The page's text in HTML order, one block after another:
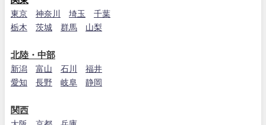
東京 神奈川 埼玉
千葉
栃木
茨城 群馬 山梨
北陸・中部
新潟 富山 石川
福井
愛知
長野 岐阜 静岡
関西